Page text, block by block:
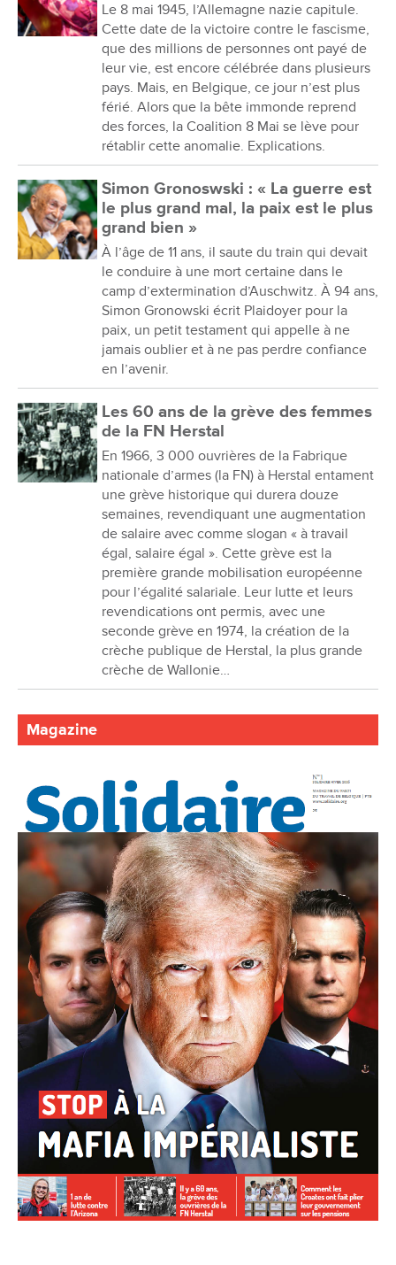
Le 8 mai 1945, l’Allemagne nazie capitule.
Cette date de la victoire contre le fascisme,
que des millions de personnes ont payé de
leur vie, est encore célébrée dans plusieurs
pays. Mais, en Belgique, ce jour n’est plus
férié. Alors que la bête immonde reprend
des forces, la Coalition 8 Mai se lève pour
rétablir cette anomalie. Explications.
Simon Gronoswski : « La guerre est
le plus grand mal, la paix est le plus
grand bien »
À l’âge de 11 ans, il saute du train qui devait
le conduire à une mort certaine dans le
camp d’extermination d’Auschwitz. À 94 ans,
Simon Gronowski écrit Plaidoyer pour la
paix, un petit testament qui appelle à ne
jamais oublier et à ne pas perdre confiance
en l’avenir.
Les 60 ans de la grève des femmes
de la FN Herstal
En 1966, 3 000 ouvrières de la Fabrique
nationale d’armes (la FN) à Herstal entament
une grève historique qui durera douze
semaines, revendiquant une augmentation
de salaire avec comme slogan « à travail
égal, salaire égal ». Cette grève est la
première grande mobilisation européenne
pour l’égalité salariale. Leur lutte et leurs
revendications ont permis, avec une
seconde grève en 1974, la création de la
crèche publique de Herstal, la plus grande
crèche de Wallonie…
Magazine